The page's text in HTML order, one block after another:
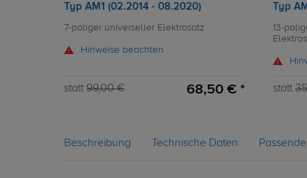
Typ AM1 (02.2014 - 08.2020)
7-poliger universeller Elektrosatz
Hinweise beachten
statt 99,00 € 68,50 € *
Typ
13-
statt
Beschreibung Technische Daten